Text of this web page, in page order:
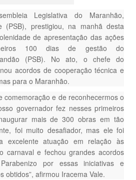
Legislativa do Maranhão,
(PSB), prestigiou, na manhã desta
de apresentação das ações
100 dias de gestão do
(PSB). No ato, o chefe do
acordos de cooperação técnica e
para o Maranhão.
comemoração e de reconhecermos o
governador fez nesses primeiros
mais de 300 obras em tão
foi muito desafiador, mas ele foi
excelente atuação em relação às
carnaval e fechou grandes acordos
por essas iniciativas e
obtidos”, afirmou Iracema Vale.